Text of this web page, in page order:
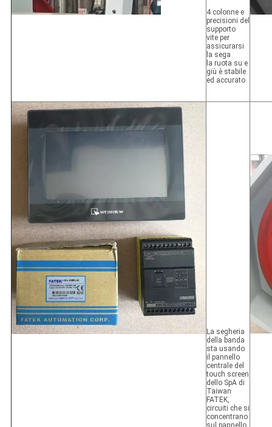
4 colonne e
precisioni del
supporto
vite per
assicurarsi
la sega
la ruota su e
giù è stabile
ed accurato
La segheria
della banda
sta usando
il pannello
centrale del
touch screen
dello SpA di
Taiwan
FATEK,
circuiti che si
concentrano
sul pannello